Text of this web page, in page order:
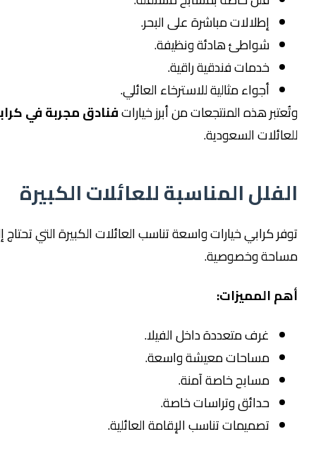
إطلالات مباشرة على البحر.
شواطئ هادئة ونظيفة.
خدمات فندقية راقية.
أجواء مثالية للاسترخاء العائلي.
هذه المنتجعات من أبرز خياراتفنادق مجربة في كرابى
السعودية.
المناسبة للعائلات الكبيرة
خيارات واسعة تناسب العائلات الكبيرة التي تحتاج إلى
وخصوصية.
غرف متعددة داخل الفيلا.
مساحات معيشة واسعة.
مسابح خاصة آمنة.
حدائق وتراسات خاصة.
تصميمات تناسب الإقامة العائلية.